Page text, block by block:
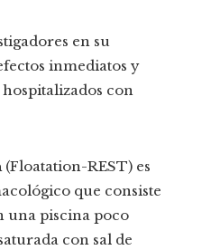
en su
inmediatos y
hospitalizados con
(Floatation-REST) es
que consiste
una piscina poco
con sal de